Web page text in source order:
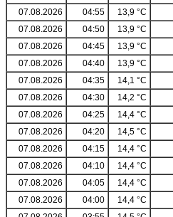
07.08.2026
04:55 13,9 °C
07.08.2026
04:50 13,9 °C
07.08.2026
04:45 13,9 °C
07.08.2026
04:40 13,9 °C
07.08.2026
04:35 14,1 °C
07.08.2026
04:30 14,2 °C
07.08.2026
04:25 14,4 °C
07.08.2026
04:20 14,5 °C
07.08.2026
04:15 14,4 °C
07.08.2026
04:10 14,4 °C
07.08.2026
04:05 14,4 °C
07.08.2026
04:00 14,4 °C